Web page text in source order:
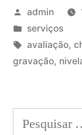
Publicado
por
admin
Publicado
em
serviços
Tags:
avaliação,
gravação,
Pesquisar